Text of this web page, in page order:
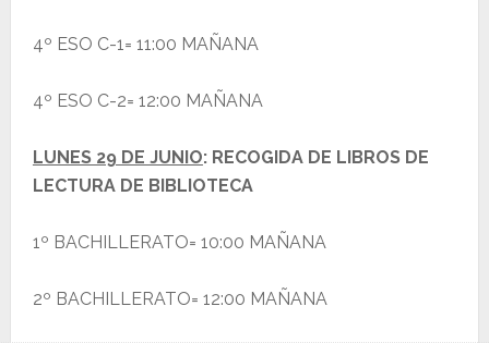
4º ESO C-1= 11:00 MAÑANA
4º ESO C-2= 12:00 MAÑANA
LUNES 29 DE JUNIO: RECOGIDA DE LIBROS DE
LECTURA DE BIBLIOTECA
1º BACHILLERATO= 10:00 MAÑANA
2º BACHILLERATO= 12:00 MAÑANA